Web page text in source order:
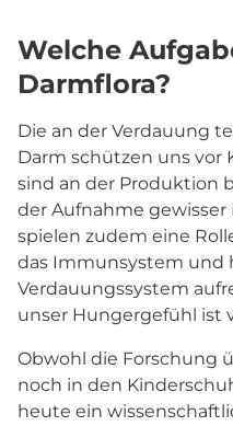
Welche
Darmflora?
Die an der Verdauung
Darm schützen uns vor
sind an der Produktion
der Aufnahme gewisser
spielen zudem eine
das Immunsystem und
Verdauungssystem
unser Hungergefühl ist
Obwohl die Forschung
noch in den
heute ein